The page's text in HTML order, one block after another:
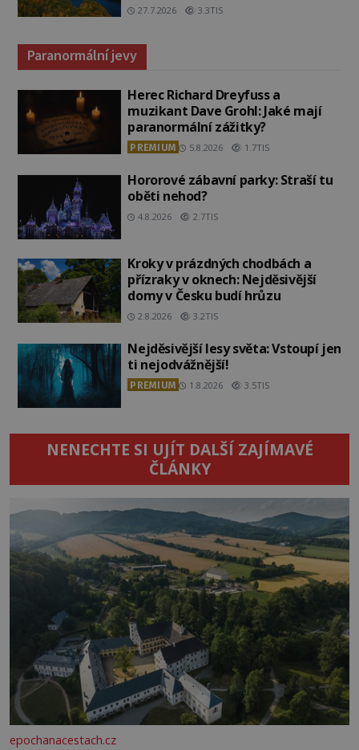
27.7.2026 3.3TIS
Paranormální jevy
Herec Richard Dreyfuss a
muzikant Dave Grohl: Jaké mají
paranormální zážitky?
PREMIUM 5.8.2026 1.7TIS
Hororové zábavní parky: Straší tu
oběti nehod?
4.8.2026 2.7TIS
Kroky v prázdných chodbách a
přízraky v oknech: Nejděsivější
domy v Česku budí hrůzu
2.8.2026 3.2TIS
Nejděsivější lesy světa: Vstoupí jen
ti nejodvážnější!
PREMIUM 1.8.2026 3.5TIS
NENECHTE SI UJÍT DALŠÍ ZAJÍMAVÉ
ČLÁNKY
epochanacestach.cz